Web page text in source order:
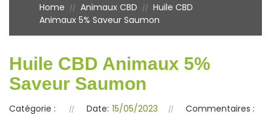
Home // Animaux CBD // Huile CBD
Animaux 5% Saveur Saumon
Huile CBD Animaux 5%
Saveur Saumon
Catégorie : Date: 15/05/2023 Commentaires :